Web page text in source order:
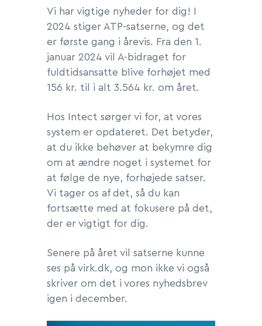
Vi har vigtige nyheder for dig! I
2024 stiger ATP-satserne, og det
er første gang i årevis. Fra den 1.
januar 2024 vil A-bidraget for
fuldtidsansatte blive forhøjet med
156 kr. til i alt 3.564 kr. om året.
Hos Intect sørger vi for, at vores
system er opdateret. Det betyder,
at du ikke behøver at bekymre dig
om at ændre noget i systemet for
at følge de nye, forhøjede satser.
Vi tager os af det, så du kan
fortsætte med at fokusere på det,
der er vigtigt for dig.
Senere på året vil satserne kunne
ses på virk.dk, og mon ikke vi også
skriver om det i vores nyhedsbrev
igen i december.